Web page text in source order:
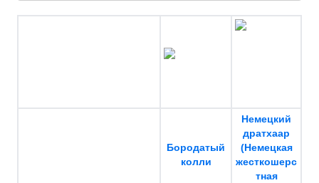
Бородатый
колли
Немецкий
дратхаар
(Немецкая
жесткошерс
тная